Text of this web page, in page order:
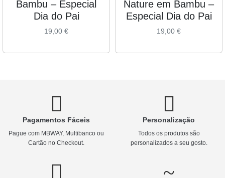
Bambu – Especial
Dia do Pai
19,00 €
Nature em Bambu –
Especial Dia do Pai
19,00 €
Pagamentos Fáceis
Pague com MBWAY, Multibanco ou
Cartão no Checkout.
Personalização
Todos os produtos são
personalizados a seu gosto.